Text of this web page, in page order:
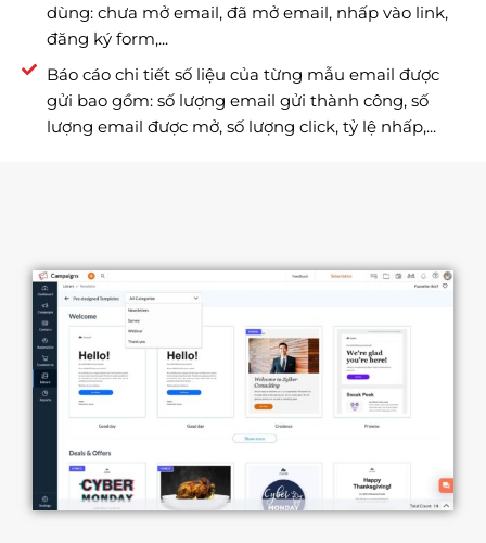
dùng: chưa mở email, đã mở email, nhấp vào link,
đăng ký form,...
Báo cáo chi tiết số liệu của từng mẫu email được
gửi bao gồm: số lượng email gửi thành công, số
lượng email được mở, số lượng click, tỷ lệ nhấp,...